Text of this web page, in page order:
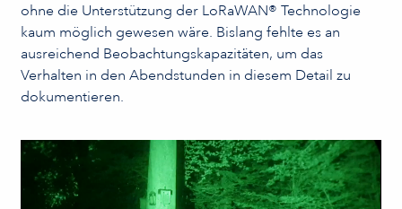
ohne die Unterstützung der LoRaWAN® Technologie
kaum möglich gewesen wäre. Bislang fehlte es an
ausreichend Beobachtungskapazitäten, um das
Verhalten in den Abendstunden in diesem Detail zu
dokumentieren.